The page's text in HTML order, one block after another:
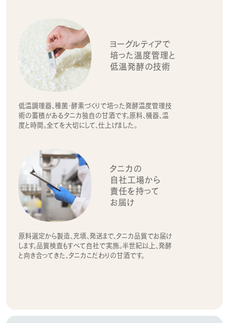
ヨーグルティアで
培った温度管理と
低温発酵の技術
低温調理器、種菌・酵素づくりで培った発酵温度管理技
術の蓄積があるタニカ独自の甘酒です。原料、機器、温
度と時間。全てを大切にして、仕上げました。
タニカの
自社工場から
責任を持って
お届け
原料選定から製造、充填、発送まで、タニカ品質でお届け
します。品質検査もすべて自社で実施。半世紀以上、発酵
と向き合ってきた、タニカこだわりの甘酒です。